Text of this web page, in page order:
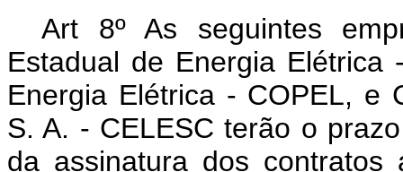
Art 8º As seguintes
Estadual de Energia Elétrica
Energia Elétrica - COPEL, e
S. A. - CELESC terão o
da assinatura dos